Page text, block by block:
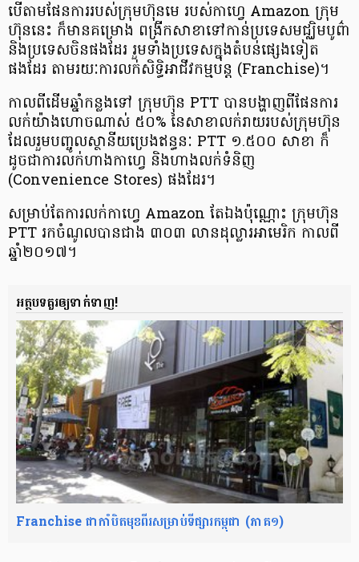
បើតាម​ផែនការ​​របស់​ក្រុមហ៊ុន​​មេ របស់កាហ្វេ Amazon ក្រុម
ហ៊ុន​នេះ ក៏មាន​គម្រោង ពង្រីក​សាខា​​ទៅកាន់​​ប្រទេស​​មជ្ឈិម​​បូព៌ា
និងប្រទេស​ចិន​​ផងដែរ រួមទាំង​ប្រទេស​​ក្នុងតំបន់​​ផ្សេង​ទៀត​
ផងដែរ តាមរយៈ​ការ​លក់សិទ្ធិ​​អាជីវកម្ម​បន្ត (Franchise)។
កាលពី​ដើម​ឆ្នាំ​​កន្លង​ទៅ ក្រុមហ៊ុន PTT បាន​បង្ហាញ​ពីផែនការ​​
លក់​យ៉ាងហោច​ណាស់​ ៥០% នៃសាខាលក់​រាយ​របស់​​ក្រុមហ៊ុន
ដែល​រួមបញ្ចូល​​ស្ថានីយ​ប្រេង​ឥន្ធនៈ PTT ១.៥០០ សាខា ក៏
ដូចជា​​ការលក់​​ហាង​កាហ្វេ និង​ហាង​លក់​ទំនិញ​
(Convenience Stores) ផងដែរ។
សម្រាប់តែ​ការ​លក់កាហ្វេ Amazon តែឯងប៉ុណ្ណោះ ក្រុមហ៊ុន​
PTT រកចំណូល​បាន​​ជាង ៣០៣ លានដុល្លារ​អាមេរិក កាលពី​
ឆ្នាំ២០១៧។
អត្ថបទគួរឲ្យទាក់ទាញ!
Franchise ជា​កាំបិតមុខ​ពីរ​សម្រាប់​ទីផ្សារ​កម្ពុជា (ភាគ១)